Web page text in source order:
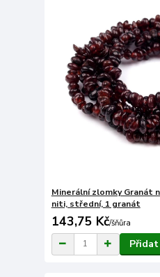
Minerální zlomky Granát
niti, střední, 1 granát
143,75 Kč/šňůra